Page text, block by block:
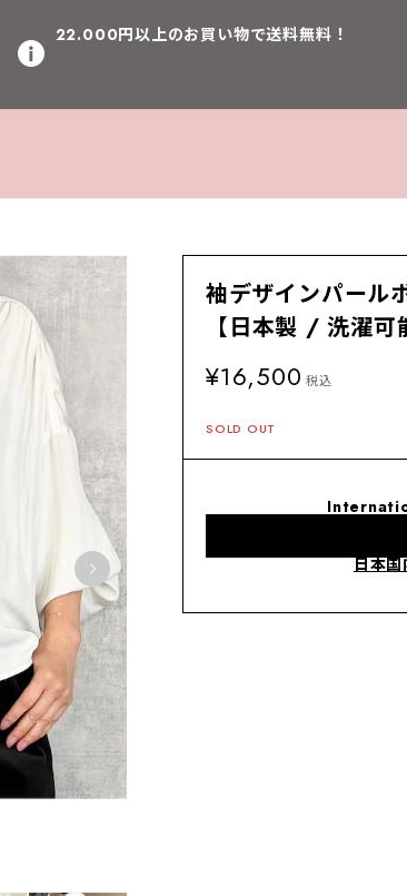
22.000円以上のお買い物で送料無料！
袖デザインパー
【日本製 / 洗濯可
¥16,500 税込
SOLD OUT
日本